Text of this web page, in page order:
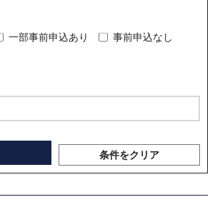
一部事前申込あり 事前申込なし
条件をクリア